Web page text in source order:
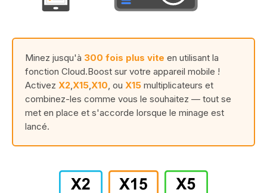
Minez jusqu'à 300 fois plus vite en utilisant la
fonction Cloud.Boost sur votre appareil mobile !
Activez X2 X15 X10 , ou X15 multiplicateurs et
combinez-les comme vous le souhaitez — tout se
met en place et s'accorde lorsque le minage est
lancé.